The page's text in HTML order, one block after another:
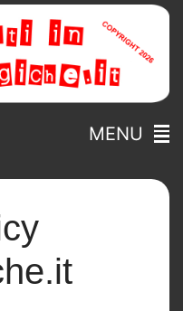
MENU